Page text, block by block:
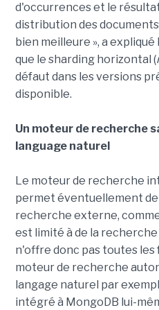
d'occurrences et le
distribution des
bien meilleure », a
que le sharding horizontal (
défaut dans les versions
disponible.
Un moteur de recherche
language naturel
Le moteur de recherche
permet éventuellement
recherche externe,
est limité à de la
n'offre donc pas toutes
moteur de recherche
langage naturel par
intégré à MongoDB lui-